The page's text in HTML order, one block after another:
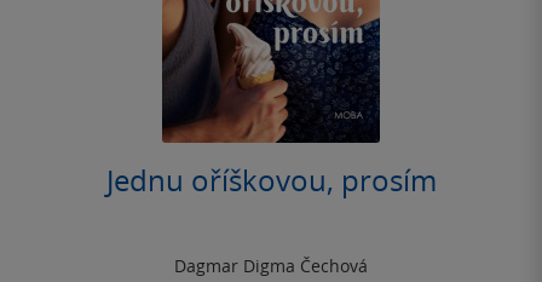
Jednu oříškovou, prosím
Dagmar Digma Čechová